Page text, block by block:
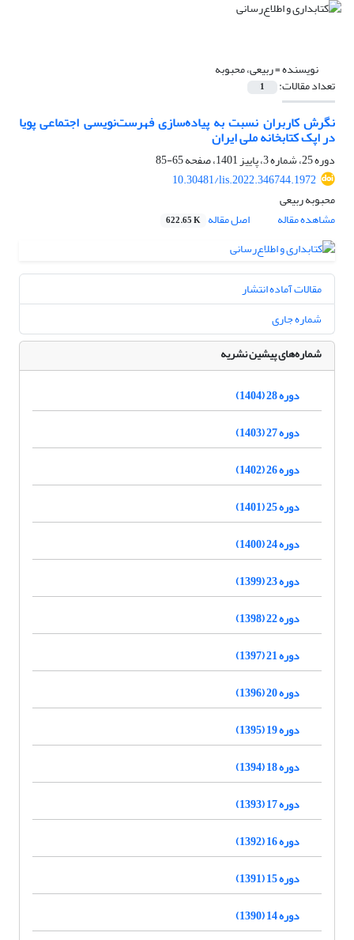
نویسنده =ربیعی، محبوبه
تعداد مقالات: 1
نگرش کاربران نسبت به پیاده‌سازی فهرست‌نویسی اجتماعی پویا
در اپک کتابخانه ملی ایران
دوره 25، شماره 3، پاییز 1401، صفحه
65-85
10.30481/lis.2022.346744.1972
محبوبه ربیعی
مشاهده مقاله
اصل مقاله 622.65 K
مقالات آماده انتشار
شماره جاری
شماره‌های پیشین نشریه
دوره 28 (1404)
دوره 27 (1403)
دوره 26 (1402)
دوره 25 (1401)
دوره 24 (1400)
دوره 23 (1399)
دوره 22 (1398)
دوره 21 (1397)
دوره 20 (1396)
دوره 19 (1395)
دوره 18 (1394)
دوره 17 (1393)
دوره 16 (1392)
دوره 15 (1391)
دوره 14 (1390)